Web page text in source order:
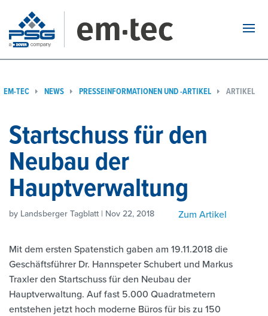
EM-TEC NEWS PRESSEINFORMATIONEN UND -ARTIKEL ARTIKEL
Startschuss für den
Neubau der
Hauptverwaltung
by Landsberger Tagblatt | Nov 22, 2018 Zum Artikel
Mit dem ersten Spatenstich gaben am 19.11.2018 die
Geschäftsführer Dr. Hannspeter Schubert und Markus
Traxler den Startschuss für den Neubau der
Hauptverwaltung. Auf fast 5.000 Quadratmetern
entstehen jetzt hoch moderne Büros für bis zu 150